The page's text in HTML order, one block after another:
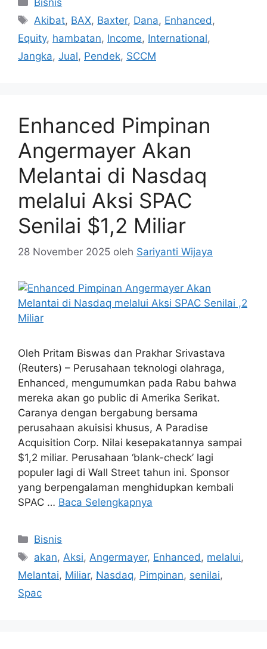
Tag
Akibat, BAX, Baxter, Dana, Enhanced ,
Equity, hambatan, Income, International,
Jangka, Jual, Pendek, SCCM
Enhanced Pimpinan
Angermayer Akan
Melantai di Nasdaq
melalui Aksi SPAC
Senilai $1,2 Miliar
28 November 2025 oleh Sariyanti Wijaya
Oleh Pritam Biswas dan Prakhar Srivastava
(Reuters) – Perusahaan teknologi olahraga,
Enhanced, mengumumkan pada Rabu bahwa
mereka akan go public di Amerika Serikat.
Caranya dengan bergabung bersama
perusahaan akuisisi khusus, A Paradise
Acquisition Corp. Nilai kesepakatannya sampai
$1,2 miliar. Perusahaan ‘blank-check’ lagi
populer lagi di Wall Street tahun ini. Sponsor
yang berpengalaman menghidupkan kembali
SPAC … Baca Selengkapnya
Kategori
Bisnis
Tag
akan,Aksi,Angermayer, Enhanced, melalui,
Melantai, Miliar, Nasdaq, Pimpinan, senilai,
Spac